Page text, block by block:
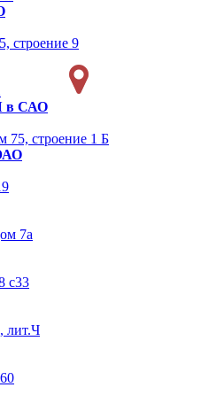
строение 9
в САО
75, строение 1 Б
7а
с33
лит.Ч